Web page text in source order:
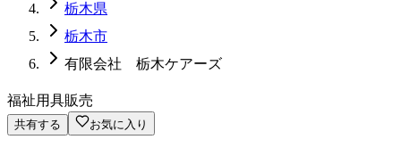
栃木県
栃木市
有限会社 栃木ケアーズ
福祉用具販売
共有する お気に入り